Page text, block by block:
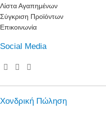
Λίστα Αγαπημένων
Σύγκριση Προϊόντων
Επικοινωνία
Social Media
Χονδρική Πώληση